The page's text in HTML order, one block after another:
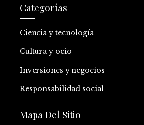
Categorías
Ciencia y tecnología
Cultura y ocio
Inversiones y negocios
Responsabilidad social
Mapa Del Sitio